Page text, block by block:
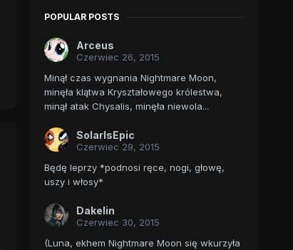
POPULAR POSTS
Arceus
Czerwiec 26, 2015
Minął czas wygnania Nightmare Moon,
minęła klątwa Kryształowego królestwa,
minął atak Chysalis, minęła niewola...
SolarIsEpic
Czerwiec 29, 2015
Będę leprzy *podnosi ręce, nogi, głowę,
uszy i włosy*
Dakelin
Czerwiec 30, 2015
(Luna, ekhem Nightmare Moon się wkurzyła